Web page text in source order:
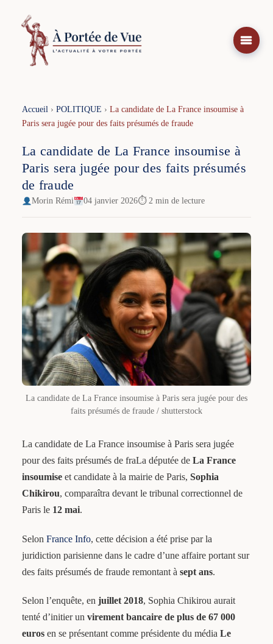
contenu
Accueil› POLITIQUE › La candidate de La France insoumise à
Paris sera jugée pour des faits présumés de fraude
La candidate de La France insoumise à
Paris sera jugée pour des faits présumés
de fraude
Morin Rémi 04 janvier 2026⏱ 2 min de lecture
La candidate de La France insoumise à Paris sera jugée pour des
faits présumés de fraude / shutterstock
La candidate de La France insoumise à Paris sera jugée
pour des faits présumés de fraLa députée de La France
insoumiseet candidate à la mairie de Paris, Sophia
Chikirou, comparaîtra devant le tribunal correctionnel de
Paris le 12 mai.
Selon France Info, cette décision a été prise par la
juridiction parisienne dans le cadre d’une affaire portant sur
des faits présumés de fraude remontant à sept ans.
Selon l’enquête, en juillet 2018, Sophia Chikirou aurait
tenté d’initier un virement bancaire de plus de 67 000
eurosen se présentant comme présidente du média Le